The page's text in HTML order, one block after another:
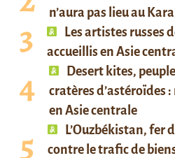
n’aura pas lieu au
Les artistes russes
accueillis en Asie
Desert kites,
cratères d’astéroïdes
en Asie centrale
L’Ouzbékistan, fer
contre le trafic de